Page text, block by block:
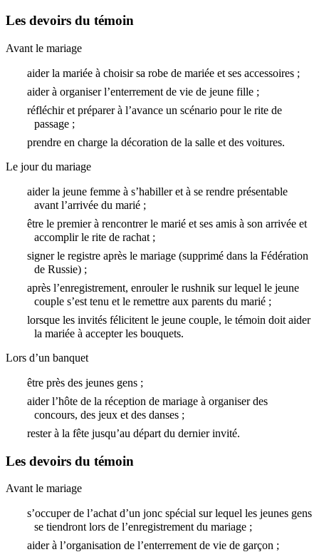
Les devoirs du témoin
Avant le mariage
aider la mariée à choisir sa robe de mariée et ses accessoires ;
aider à organiser l’enterrement de vie de jeune fille ;
réfléchir et préparer à l’avance un scénario pour le rite de
passage ;
prendre en charge la décoration de la salle et des voitures.
Le jour du mariage
aider la jeune femme à s’habiller et à se rendre présentable
avant l’arrivée du marié ;
être le premier à rencontrer le marié et ses amis à son arrivée et
accomplir le rite de rachat ;
signer le registre après le mariage (supprimé dans la Fédération
de Russie) ;
après l’enregistrement, enrouler le rushnik sur lequel le jeune
couple s’est tenu et le remettre aux parents du marié ;
lorsque les invités félicitent le jeune couple, le témoin doit aider
la mariée à accepter les bouquets.
Lors d’un banquet
être près des jeunes gens ;
aider l’hôte de la réception de mariage à organiser des
concours, des jeux et des danses ;
rester à la fête jusqu’au départ du dernier invité.
Les devoirs du témoin
Avant le mariage
s’occuper de l’achat d’un jonc spécial sur lequel les jeunes gens
se tiendront lors de l’enregistrement du mariage ;
aider à l’organisation de l’enterrement de vie de garçon ;